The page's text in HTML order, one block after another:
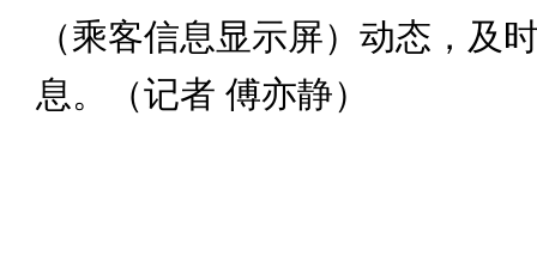
（乘客信息显示屏）动态，及
息。（记者 傅亦静）